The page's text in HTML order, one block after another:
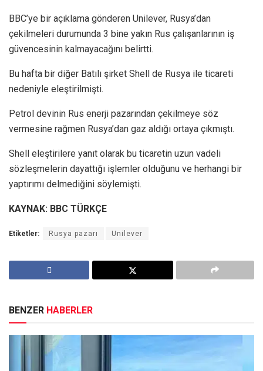
BBC’ye bir açıklama gönderen Unilever, Rusya’dan
çekilmeleri durumunda 3 bine yakın Rus çalışanlarının iş
güvencesinin kalmayacağını belirtti.
Bu hafta bir diğer Batılı şirket Shell de Rusya ile ticareti
nedeniyle eleştirilmişti.
Petrol devinin Rus enerji pazarından çekilmeye söz
vermesine rağmen Rusya’dan gaz aldığı ortaya çıkmıştı.
Shell eleştirilere yanıt olarak bu ticaretin uzun vadeli
sözleşmelerin dayattığı işlemler olduğunu ve herhangi bir
yaptırımı delmediğini söylemişti.
KAYNAK: BBC TÜRKÇE
Etiketler: Rusya pazarı Unilever
BENZER HABERLER